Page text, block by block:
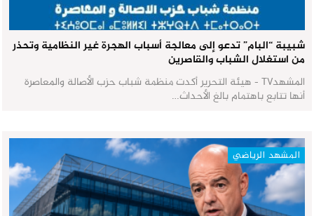
شبيبة “البام” تدعو إلى معالجة أسباب الهجرة غير النظامية وتحذر
من استغلال الشباب والقاصرين
المشهدTV - هيئة التحرير أكدت منظمة شباب حزب الأصالة والمعاصرة
أنها تتابع باهتمام بالغ الأحداث…
المشهد الرياضي